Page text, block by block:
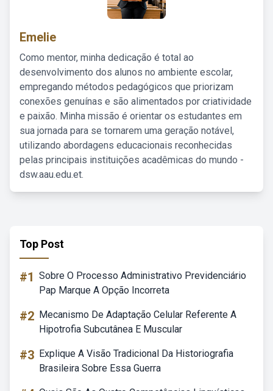
Emelie
Como mentor, minha dedicação é total ao
desenvolvimento dos alunos no ambiente escolar,
empregando métodos pedagógicos que priorizam
conexões genuínas e são alimentados por criatividade
e paixão. Minha missão é orientar os estudantes em
sua jornada para se tornarem uma geração notável,
utilizando abordagens educacionais reconhecidas
pelas principais instituições acadêmicas do mundo -
dsw.aau.edu.et.
Top Post
#1 Sobre O Processo Administrativo Previdenciário
Pap Marque A Opção Incorreta
#2 Mecanismo De Adaptação Celular Referente A
Hipotrofia Subcutânea E Muscular
#3 Explique A Visão Tradicional Da Historiografia
Brasileira Sobre Essa Guerra